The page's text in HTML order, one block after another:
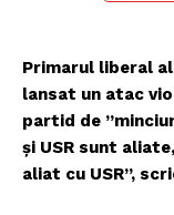
Primarul liberal
lansat un atac
partid de
și USR sunt
aliat cu USR”,